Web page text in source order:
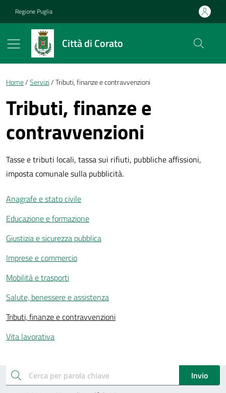
Regione Puglia
Città di Corato
Briciole di pane
Home Servizi Tributi, finanze e contravvenzioni
Tributi, finanze e
contravvenzioni
Tasse e tributi locali, tassa sui rifiuti, pubbliche affissioni,
imposta comunale sulla pubblicità.
Anagrafe e stato civile
Educazione e formazione
Giustizia e sicurezza pubblica
Imprese e commercio
Mobilità e trasporti
Salute, benessere e assistenza
Tributi, finanze e contravvenzioni
Vita lavorativa
Esplora tutti i servizi
cerca
Invio